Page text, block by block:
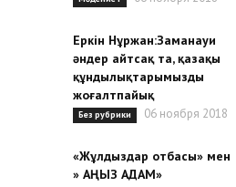
Еркін Нұржан:Заманауи
әндер айтсақ та, қазақы
құндылықтарымызды
жоғалтпайық
Без рубрики 06 ноября 2018
«Жұлдыздар отбасы» мен
» АҢЫЗ АДАМ»